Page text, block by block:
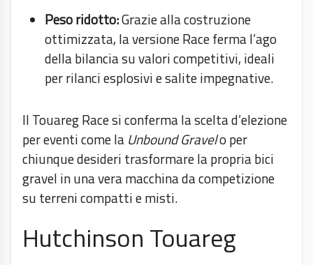
Peso ridotto:Grazie alla costruzione
ottimizzata, la versione Race ferma l’ago
della bilancia su valori competitivi, ideali
per rilanci esplosivi e salite impegnative.
Il Touareg Race si conferma la scelta d’elezione
per eventi come la Unbound Gravelo per
chiunque desideri trasformare la propria bici
gravel in una vera macchina da competizione
su terreni compatti e misti.
Hutchinson Touareg